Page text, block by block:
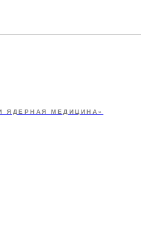
ЯДЕРНАЯ МЕДИЦИНА»